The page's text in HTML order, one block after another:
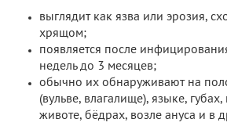
выглядит как язва или эрозия,
хрящом;
появляется после
недель до 3 месяцев;
обычно их обнаруживают на
(вульве, влагалище), языке,
животе, бёдрах, возле ануса и в